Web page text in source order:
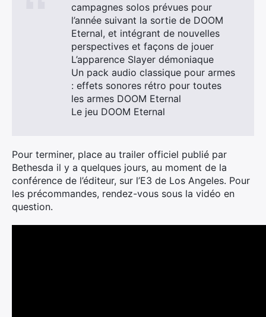
campagnes solos prévues pour
l’année suivant la sortie de DOOM
Eternal, et intégrant de nouvelles
perspectives et façons de jouer
L’apparence Slayer démoniaque
Un pack audio classique pour armes
: effets sonores rétro pour toutes
les armes DOOM Eternal
Le jeu DOOM Eternal
Pour terminer, place au trailer officiel publié par
Bethesda il y a quelques jours, au moment de la
conférence de l’éditeur, sur l’E3 de Los Angeles. Pour
les précommandes, rendez-vous sous la vidéo en
question.